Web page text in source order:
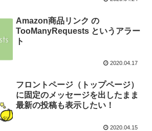
Amazon商品リンク の
TooManyRequests というアラー
ト
2020.04.17
フロントページ（トップページ）
に固定のメッセージを出したまま
最新の投稿も表示したい！
2020.04.15